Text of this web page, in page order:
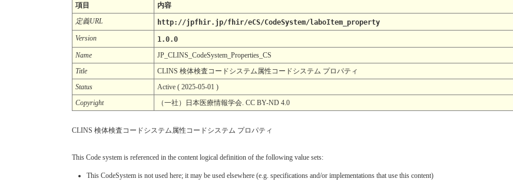
項目
内容
定義URL
http://jpfhir.jp/fhir/eCS/CodeSystem/laboItem_property
Version
1.0.0
Name
JP_CLINS_CodeSystem_Properties_CS
Title
CLINS 検体検査コードシステム属性コードシステム プロパティ
Status
Active ( 2025-05-01 )
Copyright
（一社）日本医療情報学会. CC BY-ND 4.0
CLINS 検体検査コードシステム属性コードシステム プロパティ
This Code system is referenced in the content logical definition of the following value sets:
This CodeSystem is not used here; it may be used elsewhere (e.g. specifications and/or implementations that use this content)